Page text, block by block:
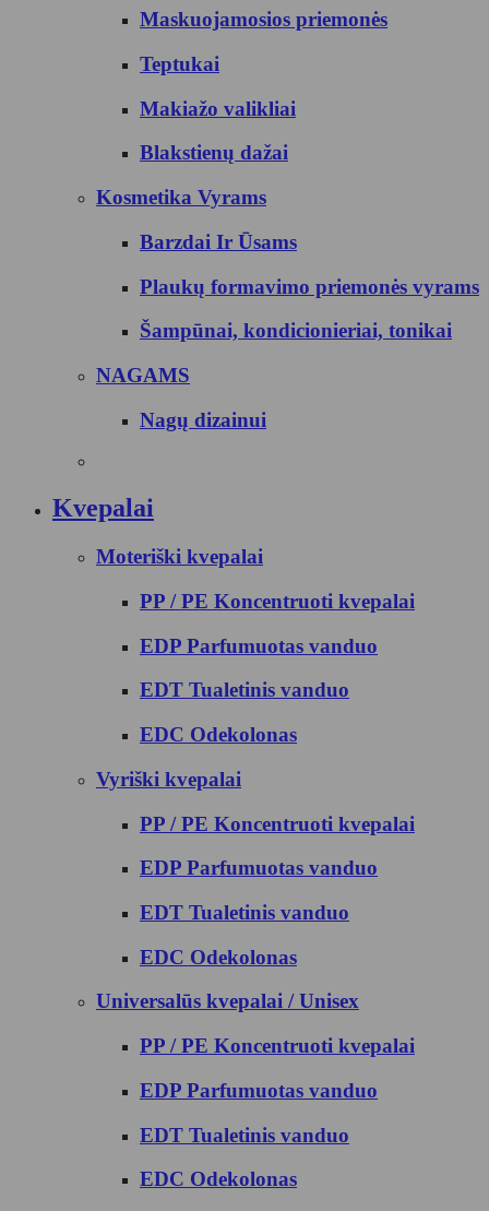
Maskuojamosios priemonės
Teptukai
Makiažo valikliai
Blakstienų dažai
Kosmetika Vyrams
Barzdai Ir Ūsams
Plaukų formavimo priemonės vyrams
Šampūnai, kondicionieriai, tonikai
NAGAMS
Nagų dizainui
Kvepalai
Moteriški kvepalai
PP / PE Koncentruoti kvepalai
EDP Parfumuotas vanduo
EDT Tualetinis vanduo
EDC Odekolonas
Vyriški kvepalai
PP / PE Koncentruoti kvepalai
EDP Parfumuotas vanduo
EDT Tualetinis vanduo
EDC Odekolonas
Universalūs kvepalai / Unisex
PP / PE Koncentruoti kvepalai
EDP Parfumuotas vanduo
EDT Tualetinis vanduo
EDC Odekolonas